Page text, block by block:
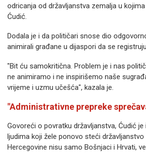
odricanja od državljanstva zemalja u
Ćudić.
Dodala je i da političari snose dio
animirali građane u dijaspori da se
"Bit ću samokritična. Problem je i nas
ne animiramo i ne inspirišemo naše
vrijeme i uzmu učešća", kazala je.
"Administrativne prepreke
Govoreći o povratku državljanstva, Ćudić
ljudima koji žele ponovo steći državljanstvo
Hercegovine nisu samo Bošnjaci i Hrvati,